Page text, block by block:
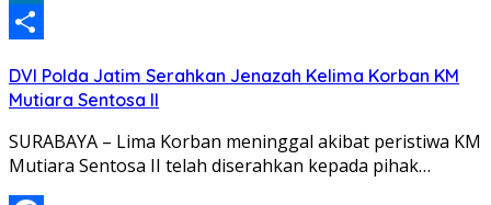
LinkedIn
DVI Polda Jatim Serahkan Jenazah Kelima Korban KM
Mutiara Sentosa II
SURABAYA – Lima Korban meninggal akibat peristiwa KM
Mutiara Sentosa II telah diserahkan kepada pihak…